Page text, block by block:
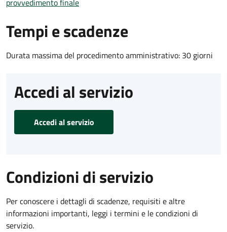
Tempi e scadenze
Durata massima del procedimento amministrativo: 30 giorni
Accedi al servizio
Accedi al servizio
Condizioni di servizio
Per conoscere i dettagli di scadenze, requisiti e altre
informazioni importanti, leggi i termini e le condizioni di
servizio.